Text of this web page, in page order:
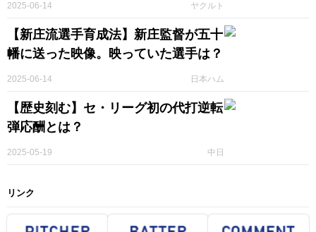
ヤクルト
2025-06-14
【新庄流選手育成法】新庄監督が五十
幡に送った映像。映っていた選手は？
日本ハム
2025-06-14
【歴史刻む】セ・リーグ初の代打逆転
弾応酬とは？
中日
2025-05-19
リンク